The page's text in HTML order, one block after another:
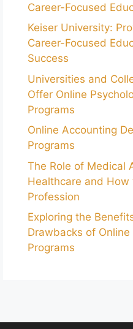
Career-Focused
Keiser University:
Career-Focused
Success
Universities and
Offer Online
Programs
Online Accounting
Programs
The Role of Medical
Healthcare and How
Profession
Exploring the
Drawbacks of Online
Programs